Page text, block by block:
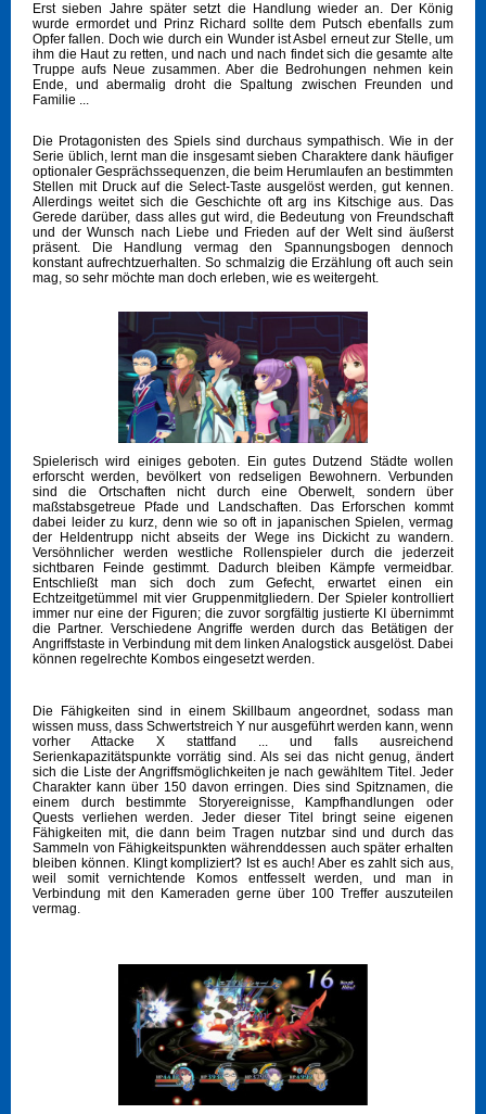
Erst sieben Jahre später setzt die Handlung wieder an. Der König
wurde ermordet und Prinz Richard sollte dem Putsch ebenfalls zum
Opfer fallen. Doch wie durch ein Wunder ist Asbel erneut zur Stelle, um
ihm die Haut zu retten, und nach und nach findet sich die gesamte alte
Truppe aufs Neue zusammen. Aber die Bedrohungen nehmen kein
Ende, und abermalig droht die Spaltung zwischen Freunden und
Familie ...
Die Protagonisten des Spiels sind durchaus sympathisch. Wie in der
Serie üblich, lernt man die insgesamt sieben Charaktere dank häufiger
optionaler Gesprächssequenzen, die beim Herumlaufen an bestimmten
Stellen mit Druck auf die Select-Taste ausgelöst werden, gut kennen.
Allerdings weitet sich die Geschichte oft arg ins Kitschige aus. Das
Gerede darüber, dass alles gut wird, die Bedeutung von Freundschaft
und der Wunsch nach Liebe und Frieden auf der Welt sind äußerst
präsent. Die Handlung vermag den Spannungsbogen dennoch
konstant aufrechtzuerhalten. So schmalzig die Erzählung oft auch sein
mag, so sehr möchte man doch erleben, wie es weitergeht.
Spielerisch wird einiges geboten. Ein gutes Dutzend Städte wollen
erforscht werden, bevölkert von redseligen Bewohnern. Verbunden
sind die Ortschaften nicht durch eine Oberwelt, sondern über
maßstabsgetreue Pfade und Landschaften. Das Erforschen kommt
dabei leider zu kurz, denn wie so oft in japanischen Spielen, vermag
der Heldentrupp nicht abseits der Wege ins Dickicht zu wandern.
Versöhnlicher werden westliche Rollenspieler durch die jederzeit
sichtbaren Feinde gestimmt. Dadurch bleiben Kämpfe vermeidbar.
Entschließt man sich doch zum Gefecht, erwartet einen ein
Echtzeitgetümmel mit vier Gruppenmitgliedern. Der Spieler kontrolliert
immer nur eine der Figuren; die zuvor sorgfältig justierte KI übernimmt
die Partner. Verschiedene Angriffe werden durch das Betätigen der
Angriffstaste in Verbindung mit dem linken Analogstick ausgelöst. Dabei
können regelrechte Kombos eingesetzt werden.
Die Fähigkeiten sind in einem Skillbaum angeordnet, sodass man
wissen muss, dass Schwertstreich Y nur ausgeführt werden kann, wenn
vorher Attacke X stattfand ... und falls ausreichend
Serienkapazitätspunkte vorrätig sind. Als sei das nicht genug, ändert
sich die Liste der Angriffsmöglichkeiten je nach gewähltem Titel. Jeder
Charakter kann über 150 davon erringen. Dies sind Spitznamen, die
einem durch bestimmte Storyereignisse, Kampfhandlungen oder
Quests verliehen werden. Jeder dieser Titel bringt seine eigenen
Fähigkeiten mit, die dann beim Tragen nutzbar sind und durch das
Sammeln von Fähigkeitspunkten währenddessen auch später erhalten
bleiben können. Klingt kompliziert? Ist es auch! Aber es zahlt sich aus,
weil somit vernichtende Komos entfesselt werden, und man in
Verbindung mit den Kameraden gerne über 100 Treffer auszuteilen
vermag.